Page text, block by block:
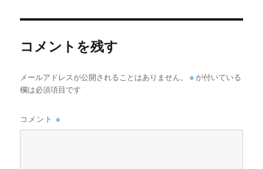
コメントを残す
メールアドレスが公開されることはありません。 ※ が付いている
欄は必須項目です
コメント※